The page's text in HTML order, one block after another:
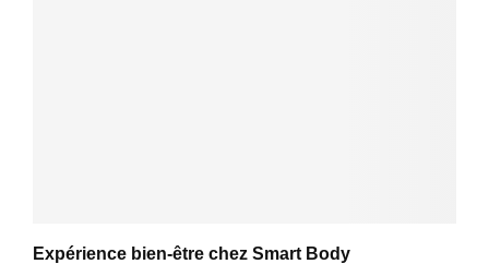
Expérience bien-être chez Smart Body